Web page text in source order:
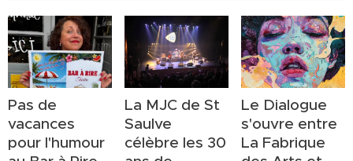
Pas de
vacances
pour l'humour
La MJC de St
Saulve
célèbre les 30
Le Dialogue
s'ouvre entre
La Fabrique